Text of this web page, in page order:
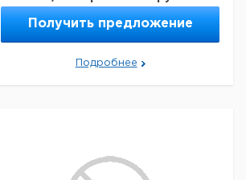
пластиковая трубка,
атмосферостойкий, черный, 1400 мм
Получить предложение
Подробнее